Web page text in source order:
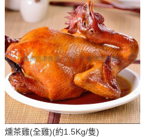
燻茶雞(全雞)(約1.5Kg/隻)